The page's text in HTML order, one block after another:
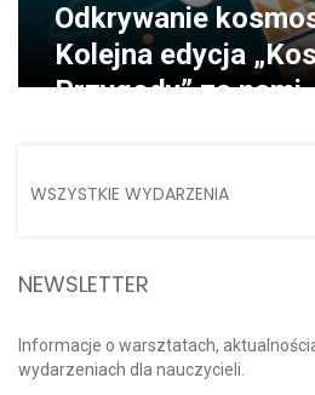
Odkrywanie
Kolejna edycja
Przygody” za nami
WSZYSTKIE WYDARZENIA
NEWSLETTER
Informacje o warsztatach,
wydarzeniach dla nauczycieli.